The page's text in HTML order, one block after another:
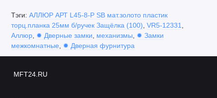
Тэги: АЛЛЮР АРТ L45-8-P SB мат.золото пластик
торц.планка 25мм б/ручек Защёлка (100) VR5-12331
Аллюр, ✹ Дверные замки механизмы
✹ Замки
межкомнатные
✹ Дверная фурнитура
MFT24.RU